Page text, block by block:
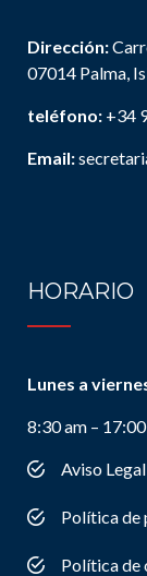
Dirección:
07014 Palma,
teléfono: +34
Email:
HORARIO
Lunes a
8:30 am – 17:00
Aviso Legal
Política de
Política de